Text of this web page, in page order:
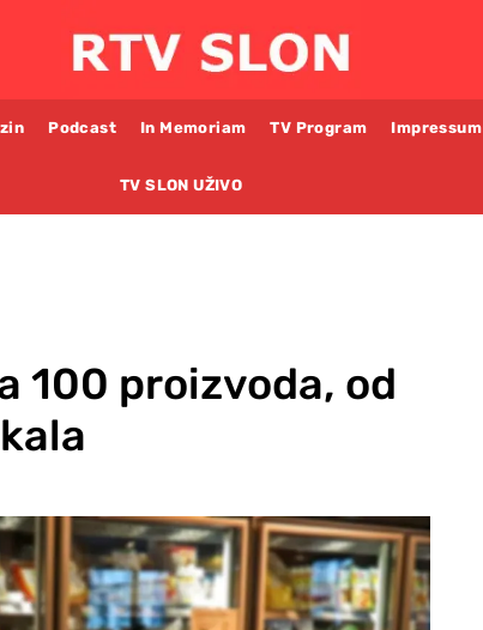
Podcast In Memoriam TV Program Impressum
TV SLON UŽIVO
100 proizvoda, od